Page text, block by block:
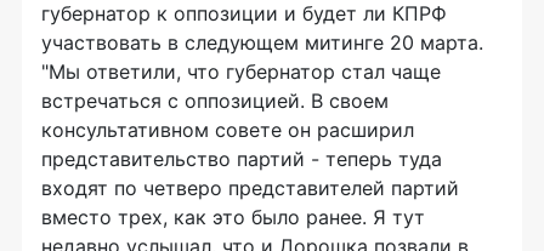
губернатор к оппозиции и будет ли КПРФ
участвовать в следующем митинге 20 марта.
"Мы ответили, что губернатор стал чаще
встречаться с оппозицией. В своем
консультативном совете он расширил
представительство партий - теперь туда
входят по четверо представителей партий
вместо трех, как это было ранее. Я тут
недавно услышал, что и Дорошка позвали в